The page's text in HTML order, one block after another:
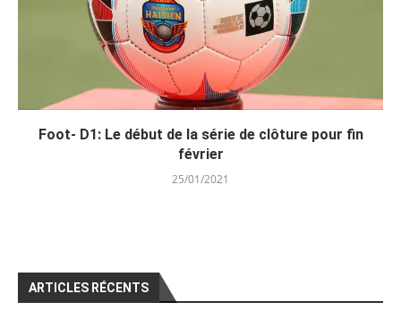
Foot- D1: Le début de la série de clôture pour fin
février
25/01/2021
ARTICLES RÉCENTS